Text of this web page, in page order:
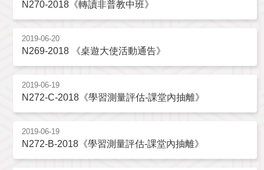
N270-2018《轉讀非普教中班》
2019-06-20
N269-2018 《桌遊大使活動通告》
2019-06-19
N272-C-2018《學習測量評估-課堂內抽離》
2019-06-19
N272-B-2018《學習測量評估-課堂內抽離》